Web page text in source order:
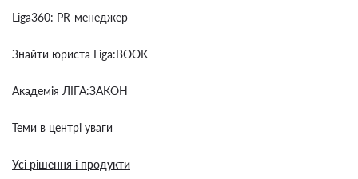
Liga360: PR-менеджер
Знайти юриста Liga:BOOK
Академія ЛІГА:ЗАКОН
Теми в центрі уваги
Усі рішення і продукти